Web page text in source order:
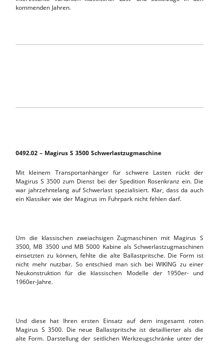
kommenden Jahren.
0492.02 – Magirus S 3500 Schwerlastzugmaschine
Mit kleinem Transportanhänger für schwere Lasten rückt der
Magirus S 3500 zum Dienst bei der Spedition Rosenkranz ein. Die
war jahrzehntelang auf Schwerlast spezialisiert. Klar, dass da auch
ein Klassiker wie der Magirus im Fuhrpark nicht fehlen darf.
Um die klassischen zweiachsigen Zugmaschinen mit Magirus S
3500, MB 3500 und MB 5000 Kabine als Schwerlastzugmaschinen
einsetzten zu können, fehlte die alte Ballastpritsche. Die Form ist
nicht mehr nutzbar. So entschied man sich bei WIKING zu einer
Neukonstruktion für die klassischen Modelle der 1950er- und
1960er-Jahre.
Und diese hat Ihren ersten Einsatz auf dem insgesamt roten
Magirus S 3500. Die neue Ballastpritsche ist detaillierter als die
alte Form. Darstellung der seitlichen Werkzeugschränke unter der